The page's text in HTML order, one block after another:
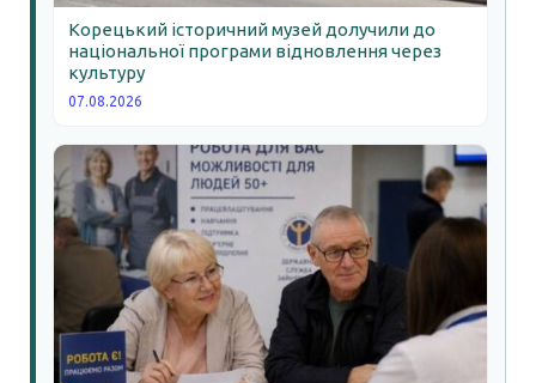
Корецький історичний музей долучили до
національної програми відновлення через
культуру
07.08.2026